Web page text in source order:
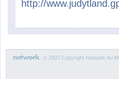
http://
© 2007 Copyright Network.hu